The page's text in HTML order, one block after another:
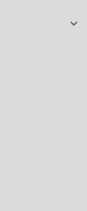
